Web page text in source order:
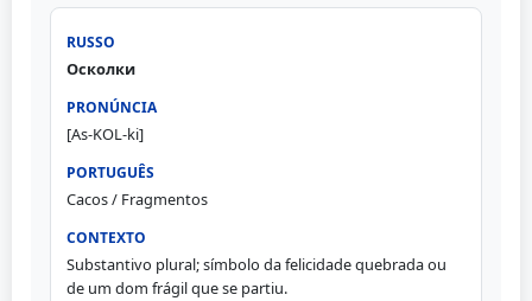
Осколки
[As-KOL-ki]
Cacos / Fragmentos
Substantivo plural; símbolo da felicidade quebrada ou
de um dom frágil que se partiu.